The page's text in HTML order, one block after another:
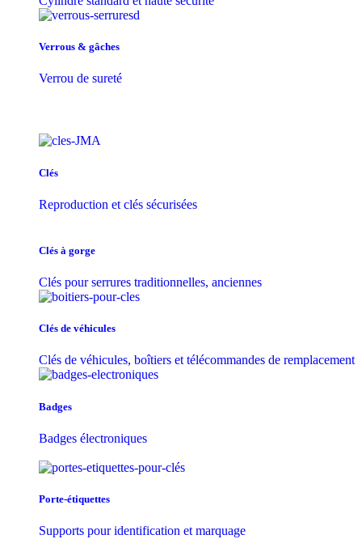
Verrous & gâches
Verrou de sureté
Clés
Reproduction et clés sécurisées
Clés à gorge
Clés pour serrures traditionnelles, anciennes
Clés de véhicules
Clés de véhicules, boîtiers et télécommandes de remplacement
Badges
Badges électroniques
Porte-étiquettes
Supports pour identification et marquage